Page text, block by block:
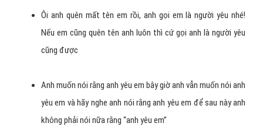
Anh yêu em nhiều hơn hôm qua nhưng ít hơn ngày mai,nếu
anh lừa dối em cho máy bay tông anh chết
Anh muốn nói rằng anh yêu em bây giờ anh vẫn muốn nói
anh yêu em và hãy nghe anh nói rằng anh yêu em để sau này
anh không phải nói nữa rằng “anh yêu em”